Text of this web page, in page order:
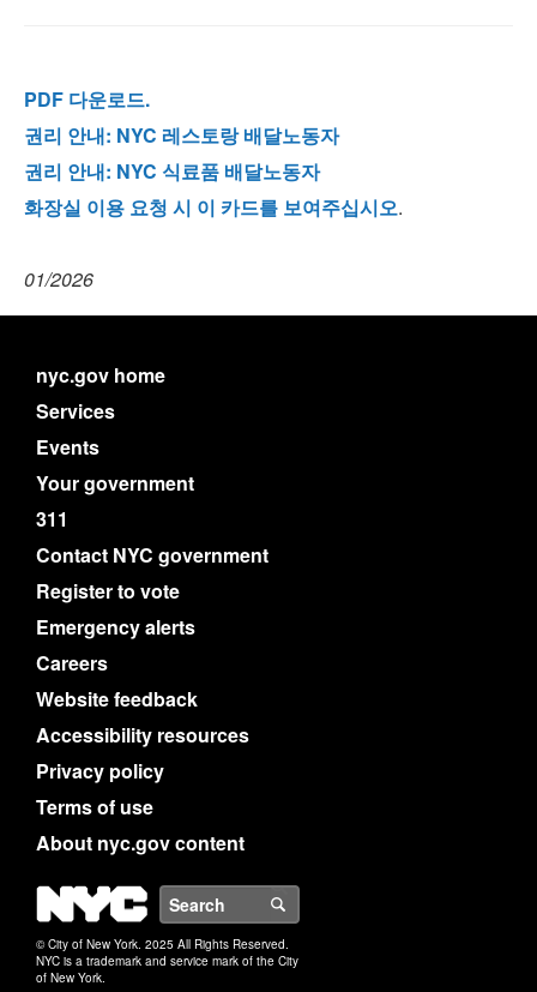
PDF 다운로드.
권리 안내: NYC 레스토랑 배달노동자
권리 안내: NYC 식료품 배달노동자
화장실 이용 요청 시 이 카드를 보여주십시오.
01/2026
nyc.gov home
Services
Events
Your government
311
Contact NYC government
Register to vote
Emergency alerts
Careers
Website feedback
Accessibility resources
Privacy policy
Terms of use
About nyc.gov content
NYC
© City of New York. 2025 All Rights Reserved.
NYC is a trademark and service mark of the City
of New York.